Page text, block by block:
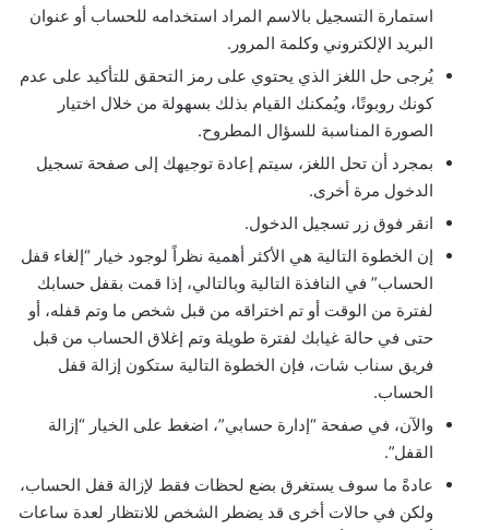
استمارة التسجيل بالاسم المراد استخدامه للحساب أو عنوان
البريد الإلكتروني وكلمة المرور.
يُرجى حل اللغز الذي يحتوي على رمز التحقق للتأكيد على عدم
كونك روبوتًا، ويُمكنك القيام بذلك بسهولة من خلال اختيار
الصورة المناسبة للسؤال المطروح.
بمجرد أن تحل اللغز، سيتم إعادة توجيهك إلى صفحة تسجيل
الدخول مرة أخرى.
انقر فوق زر تسجيل الدخول.
إن الخطوة التالية هي الأكثر أهمية نظراً لوجود خيار “إلغاء قفل
الحساب” في النافذة التالية وبالتالي، إذا قمت بقفل حسابك
لفترة من الوقت أو تم اختراقه من قبل شخص ما وتم قفله، أو
حتى في حالة غيابك لفترة طويلة وتم إغلاق الحساب من قبل
فريق سناب شات، فإن الخطوة التالية ستكون إزالة قفل
الحساب.
والآن، في صفحة “إدارة حسابي”، اضغط على الخيار “إزالة
القفل”.
عادةً ما سوف يستغرق بضع لحظات فقط لإزالة قفل الحساب،
ولكن في حالات أخرى قد يضطر الشخص للانتظار لعدة ساعات